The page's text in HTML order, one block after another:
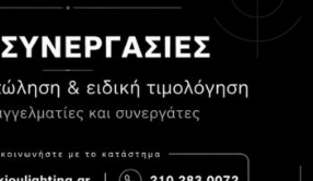
55, 15232, Χαλάνδρι